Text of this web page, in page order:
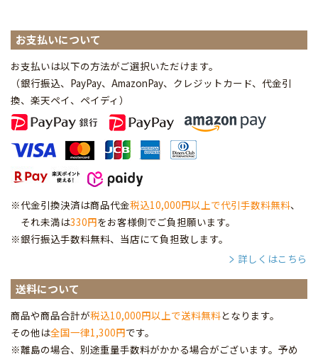
お支払いについて
お支払いは以下の方法がご選択いただけます。
（銀行振込、PayPay、AmazonPay、クレジットカード、代金引
換、楽天ペイ、ペイディ ）
※代金引換決済は商品代金税込10,000円以上で代引手数料無料、
それ未満は330円をお客様側でご負担願います。
※銀行振込手数料無料、当店にて負担致します。
詳しくはこちら
送料について
商品や商品合計が税込10,000円以上で送料無料となります。
その他は全国一律1,300円です。
※離島の場合、別途重量手数料がかかる場合がございます。予め